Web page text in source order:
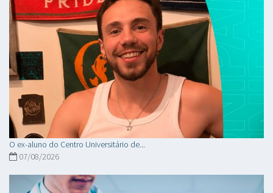
O ex-aluno do Centro Universitário de...
07/08/2026